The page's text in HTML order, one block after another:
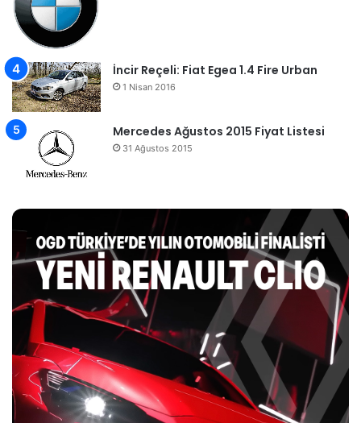
İncir Reçeli: Fiat Egea 1.4 Fire Urban
1 Nisan 2016
Mercedes Ağustos 2015 Fiyat Listesi
31 Ağustos 2015